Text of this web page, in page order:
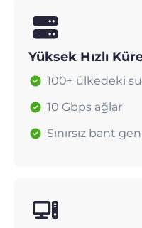
Yüksek Hızlı
100+ ülkedeki
10 Gbps ağlar
Sınırsız bant